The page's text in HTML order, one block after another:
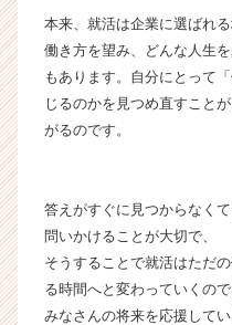
r
C
r
e
本来、就活は企業に選ばれ
働き方を望み、どんな人生
もあります。自分にとって
じるのかを見つめ直すこと
がるのです。
答えがすぐに見つからなく
問いかけることが大切で、
そうすることで就活はただ
る時間へと変わっていくので
みなさんの将来を応援してい